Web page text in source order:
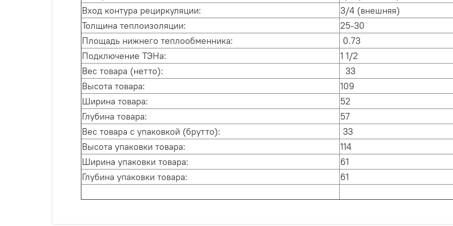
Вход контура рециркуляции:
3/4 (внешняя)
Толщина теплоизоляции:
25-30
Площадь нижнего теплообменника:
0.73
Подключение ТЭНа:
1 1/2
Вес товара (нетто):
33
Высота товара:
109
Ширина товара:
52
Глубина товара:
57
Вес товара с упаковкой (брутто):
33
Высота упаковки товара:
114
Ширина упаковки товара:
61
Глубина упаковки товара:
61